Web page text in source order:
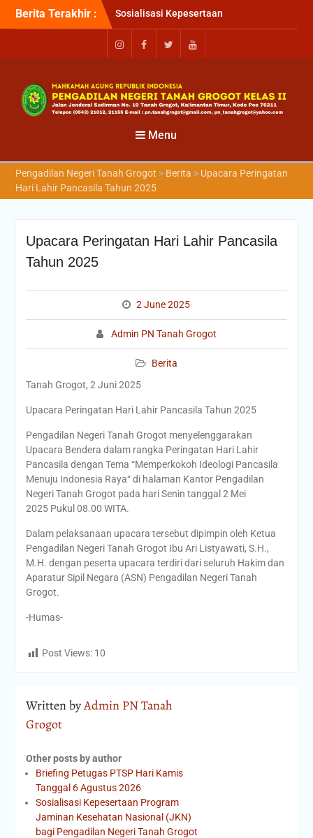
Berita Terakhir :
Sosialisasi Kepesertaan
Program Jaminan
Kesehatan Nasional (JKN)
bagi Pengadilan Negeri
Kesehatan Cabang
Balikapapan
Briefin Petugas PTSP Hari
Senin, 3 Agustus 2026
Kamis Tanggal 6 Agustus
2026
Menu
Pengadilan Negeri Tanah Grogot > Berita > Upacara Peringatan
Hari Lahir Pancasila Tahun 2025
Upacara Peringatan Hari Lahir Pancasila
Tahun 2025
2 June 2025
Admin PN Tanah Grogot
Berita
Tanah Grogot, 2 Juni 2025
Upacara Peringatan Hari Lahir Pancasila Tahun 2025
Pengadilan Negeri Tanah Grogot menyelenggarakan
Upacara Bendera dalam rangka Peringatan Hari Lahir
Pancasila dengan Tema “Memperkokoh Ideologi Pancasila
Menuju Indonesia Raya“ di halaman Kantor Pengadilan
Negeri Tanah Grogot pada hari Senin tanggal 2 Mei
2025 Pukul 08.00 WITA.
Dalam pelaksanaan upacara tersebut dipimpin oleh Ketua
Pengadilan Negeri Tanah Grogot Ibu Ari Listyawati, S.H.,
M.H. dengan peserta upacara terdiri dari seluruh Hakim dan
Aparatur Sipil Negara (ASN) Pengadilan Negeri Tanah
Grogot.
-Humas-
Post Views: 10
Written byAdmin PN Tanah
Grogot
Other posts by author
Briefing Petugas PTSP Hari Kamis
Tanggal 6 Agustus 2026
Sosialisasi Kepesertaan Program
Jaminan Kesehatan Nasional (JKN)
bagi Pengadilan Negeri Tanah Grogot